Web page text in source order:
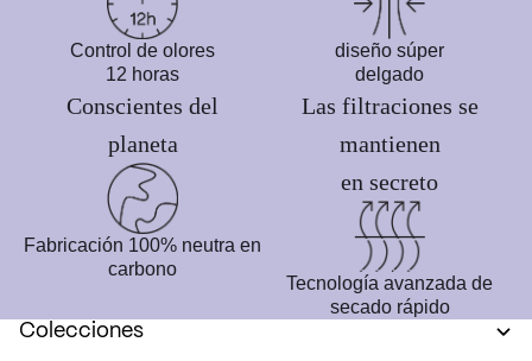
Control de olores
12 horas
diseño súper
delgado
Conscientes del
planeta
Fabricación 100% neutra en
carbono
Las filtraciones se
mantienen
en secreto
Tecnología avanzada de
secado rápido
Colecciones